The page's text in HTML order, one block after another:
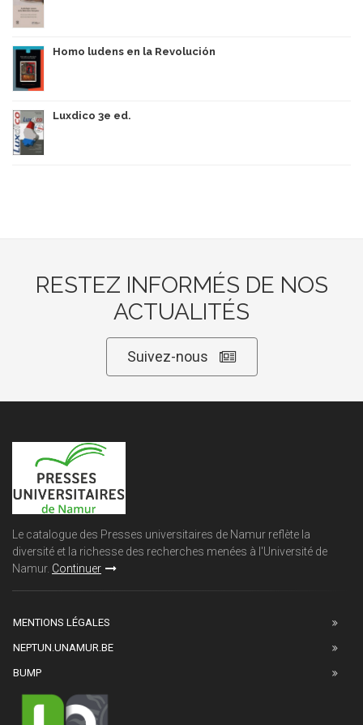
Homo ludens en la Revolución
Luxdico 3e ed.
RESTEZ INFORMÉS DE NOS
ACTUALITÉS
Suivez-nous
Le catalogue des Presses universitaires de Namur reflète la
diversité et la richesse des recherches menées à l'Université de
Namur. Continuer
MENTIONS LÉGALES
NEPTUN.UNAMUR.BE
BUMP